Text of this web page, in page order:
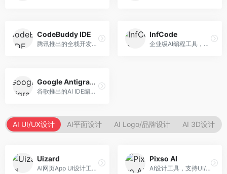
CodeBuddy IDE
腾讯推出的全栈开发AI IDE，整合腾讯云服务。面向开发者，提供代码生成、调试辅助、部署服务等功能，与腾讯云生态深度整合。
InfCode
企业级AI编程工具，专注于团队协作开发。面向企业开发团队，提供代码生成、代码审查、团队协作等服务，企业级功能完善。
Google Antigravity
谷歌推出的AI IDE编程智能体，整合Google Cloud服务。面向谷歌生态开发者，提供智能编程辅助、云服务集成等功能。
AI UI/UX设计 AI平面设计 AI Logo/品牌设计 AI 3D设计
Uizard
AI网页App UI设计工具，专注于快速界面生成。面向产品经理和设计师，提供线框图转UI、界面生成、设计优化等服务，设计速度快。
Pixso AI
AI设计工具，支持UI/UX设计全流程。面向设计师和产品团队，提供界面生成、设计优化、协作评审等服务，国产替代方案，团队协作便捷。